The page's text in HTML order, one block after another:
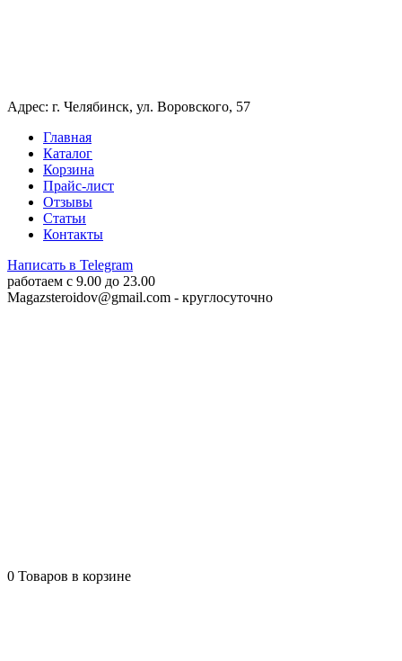
Адрес: г. Челябинск, ул. Воровского, 57
Главная
Каталог
Корзина
Прайс-лист
Отзывы
Статьи
Контакты
Написать в Telegram
работаем c 9.00 до 23.00
Magazsteroidov@gmail.com - круглосуточно
0 Товаров в корзине